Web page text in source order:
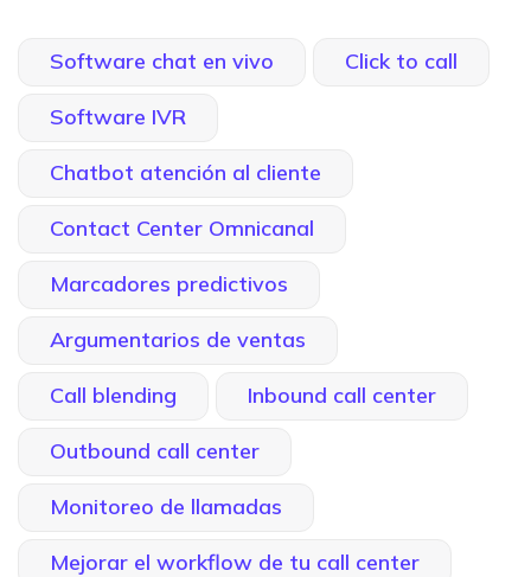
Software chat en vivo Click to call
Software IVR
Chatbot atención al cliente
Contact Center Omnicanal
Marcadores predictivos
Argumentarios de ventas
Call blending Inbound call center
Outbound call center
Monitoreo de llamadas
Mejorar el workflow de tu call center